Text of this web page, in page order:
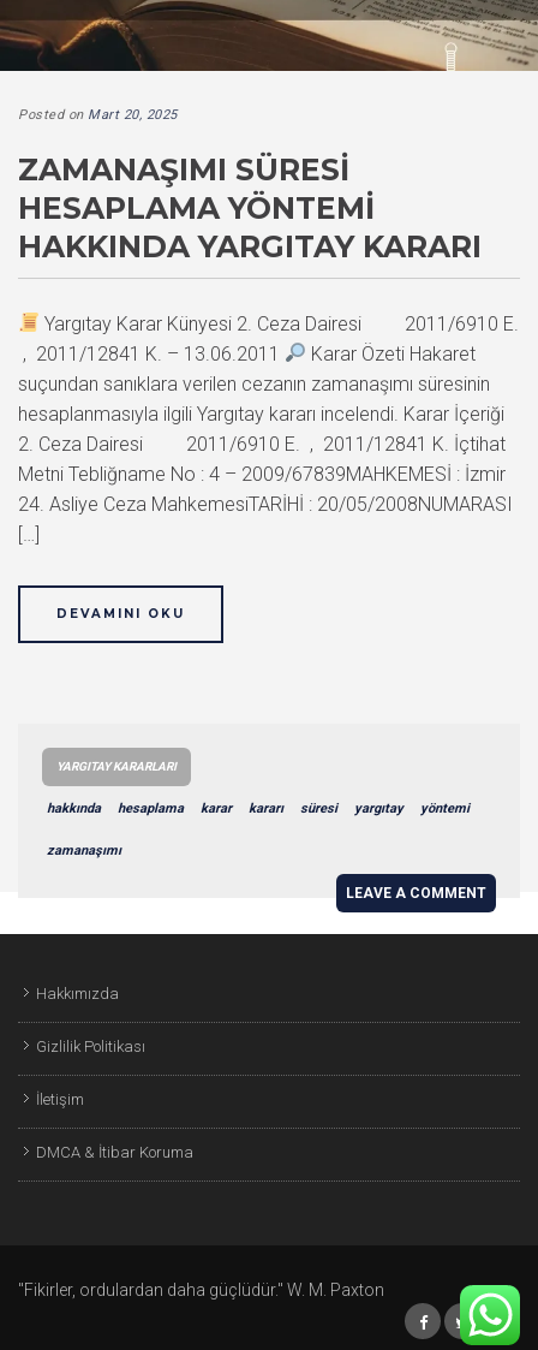
Posted on Mart 20, 2025
ZAMANAŞIMI SÜRESI
HESAPLAMA YÖNTEMI
HAKKINDA YARGITAY KARARI
Yargıtay Karar Künyesi 2. Ceza Dairesi 2011/6910 E.
, 2011/12841 K. – 13.06.2011
Karar Özeti Hakaret
suçundan sanıklara verilen cezanın zamanaşımı süresinin
hesaplanmasıyla ilgili Yargıtay kararı incelendi. Karar İçeriği
2. Ceza Dairesi 2011/6910 E. , 2011/12841 K. İçtihat
Metni Tebliğname No : 4 – 2009/67839MAHKEMESİ : İzmir
24. Asliye Ceza MahkemesiTARİHİ : 20/05/2008NUMARASI
[…]
DEVAMINI OKU
YARGITAY KARARLARI
hakkında hesaplama karar kararı süresi yargıtay yöntemi
zamanaşımı
LEAVE A COMMENT
Hakkımızda
Gizlilik Politikası
İletişim
DMCA & İtibar Koruma
"Fikirler, ordulardan daha güçlüdür." W. M. Paxton